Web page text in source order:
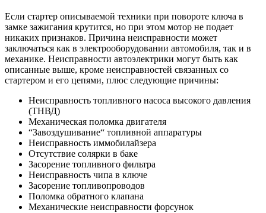
Если стартер описываемой техники при повороте ключа в
замке зажигания крутится, но при этом мотор не подает
никаких признаков. Причина неисправности может
заключаться как в электрооборудовании автомобиля, так и в
механике. Неисправности автоэлектрики могут быть как
описанные выше, кроме неисправностей связанных со
стартером и его цепями, плюс следующие причины:
Неисправность топливного насоса высокого давления
(ТНВД)
Механическая поломка двигателя
“Завоздушивание“ топливной аппаратуры
Неисправность иммобилайзера
Отсутствие солярки в баке
Засорение топливного фильтра
Неисправность чипа в ключе
Засорение топливопроводов
Поломка обратного клапана
Механические неисправности форсунок